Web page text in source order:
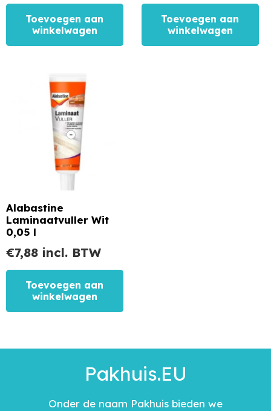
Toevoegen aan
winkelwagen
Toevoegen aan
winkelwagen
Alabastine
Laminaatvuller Wit
0,05 l
€7,88 incl. BTW
Toevoegen aan
winkelwagen
Pakhuis.EU
Onder de naam Pakhuis bieden we